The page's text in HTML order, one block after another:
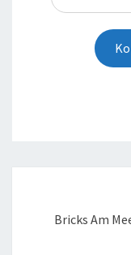
Bricks Am